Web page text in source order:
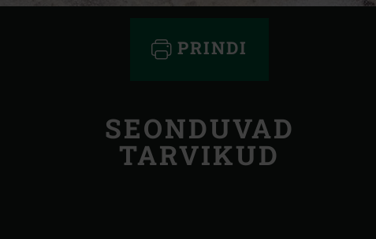
PRINDI
SEONDUVAD
TARVIKUD